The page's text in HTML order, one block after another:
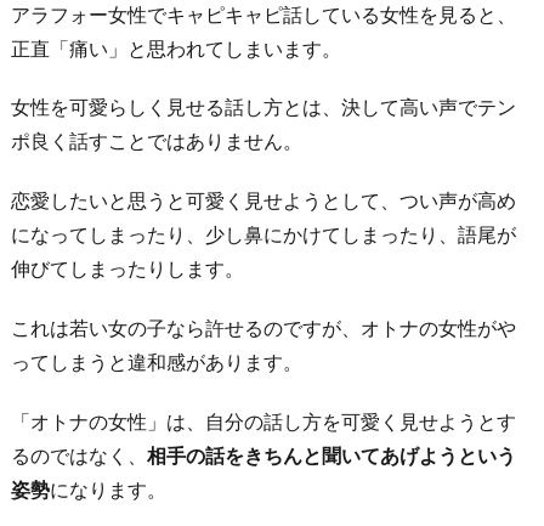
アラフォー女性でキャピキャピ話している女性を見ると、
正直「痛い」と思われてしまいます。
女性を可愛らしく見せる話し方とは、決して高い声でテン
ポ良く話すことではありません。
恋愛したいと思うと可愛く見せようとして、つい声が高め
になってしまったり、少し鼻にかけてしまったり、語尾が
伸びてしまったりします。
これは若い女の子なら許せるのですが、オトナの女性がや
ってしまうと違和感があります。
「オトナの女性」は、自分の話し方を可愛く見せようとす
るのではなく、 相手の話をきちんと聞いてあげようという
姿勢になります。